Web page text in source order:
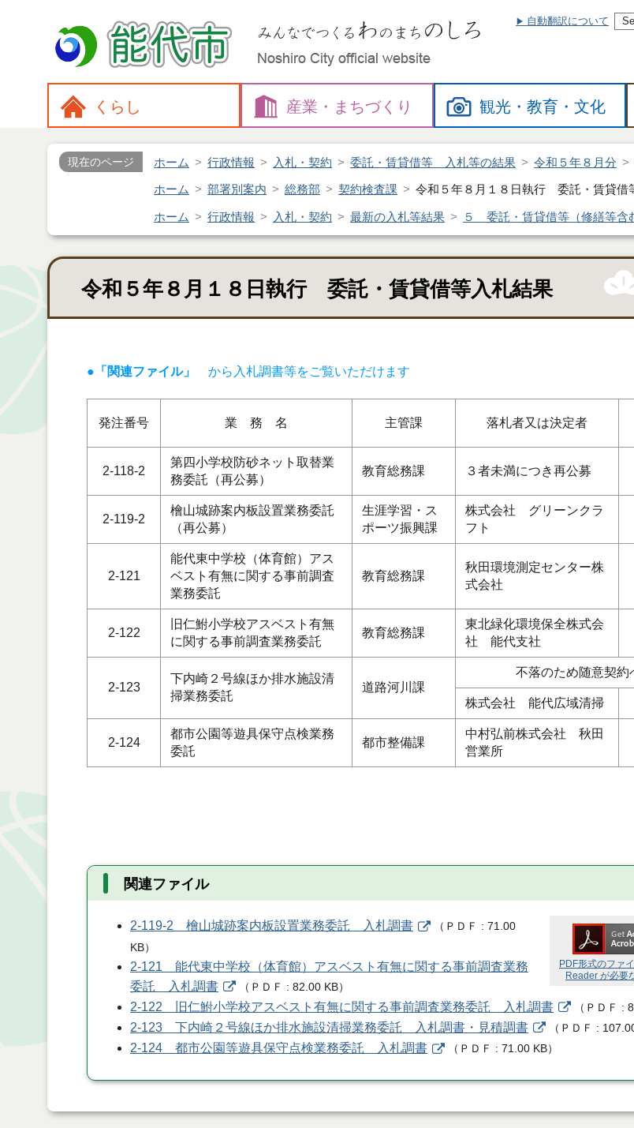
自動翻訳について
くらし 産業・ まちづくり 観光・教育・文化
現在のページ ホーム 行政情報 入札・契約 委託・賃貸借等 入札等の結果 令和５年８月分
ホーム 部署別案内 総務部 契約検査課 令和５年８月１８日執行 委託・賃貸借
ホーム 行政情報 入札・契約 最新の入札等結果 ５ 委託・賃貸借等（修繕等含
令和５年８月１８日執行 委託・賃貸借等入札結果
●「関連ファイル」 から入札調書等をご覧いただけます
発注番号 業 務 名 主管課 落札者又は決定者
2-118-2
第四小学校防砂ネット取替業
務委託（再公募）
教育総務課 ３者未満につき再公募
2-119-2
檜山城跡案内板設置業務委託
（再公募）
生涯学習・ス
ポーツ振興課
株式会社 グリーンクラ
フト
2-121
能代東中学校（体育館）アス
ベスト有無に関する事前調査
業務委託
教育総務課
秋田環境測定センター株
式会社
2-122
旧仁鮒小学校アスベスト有無
に関する事前調査業務委託
教育総務課
東北緑化環境保全株式会
社 能代支社
2-123
下内崎２号線ほか排水施設清
掃業務委託
道路河川課
不落のため随意契約
株式会社 能代広域清掃
2-124
都市公園等遊具保守点検業務
委託
都市整備課
中村弘前株式会社 秋田
営業所
関連ファイル
PDF形式のファ
Reader が必要
2-119-2 檜山城跡案内板設置業務委託 入札調書 （ ＰＤＦ
71.00
KB）
2-121 能代東中学校（体育館）アスベスト有無に関する事前調査業務
委託 入札調書
（ ＰＤＦ 82.00 KB）
2-122 旧仁鮒小学校アスベスト有無に関する事前調査業務委託 入札調書 （ ＰＤＦ
2-123 下内崎２号線ほか排水施設清掃業務委託 入札調書・見積調書 （ ＰＤＦ
2-124 都市公園等遊具保守点検業務委託 入札調書 （ ＰＤＦ 71.00 KB）